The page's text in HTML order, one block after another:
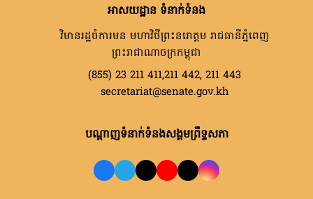
អាសយដ្ឋាន ទំនាក់ទំនង
វិមានរដ្ឋចំការមន មហាវិថីព្រះនរោត្តម រាជធានីភ្នំពេញ
ព្រះរាជាណាចក្រកម្ពុជា
(855) 23 211 411,211 442, 211 443
secretariat@senate.gov.kh
បណ្តាញទំនាក់ទំនងសង្គមព្រឹទ្ធសភា